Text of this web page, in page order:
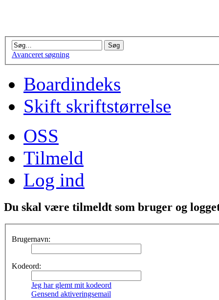
Avanceret søgning
Boardindeks
Skift skriftstørrelse
OSS
Tilmeld
Log ind
Du skal være tilmeldt som bruger og
Brugernavn:
Kodeord:
Jeg har glemt mit kodeord
Gensend aktiveringsemail